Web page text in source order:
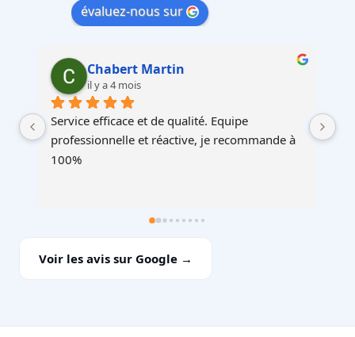
évaluez-nous sur
Martin Faliu
il y a 4 mois
Service au top, devis ultra rapide et cohérent,
équipes professionnelles et soignéesJe
recommande !
Voir les avis sur Google →